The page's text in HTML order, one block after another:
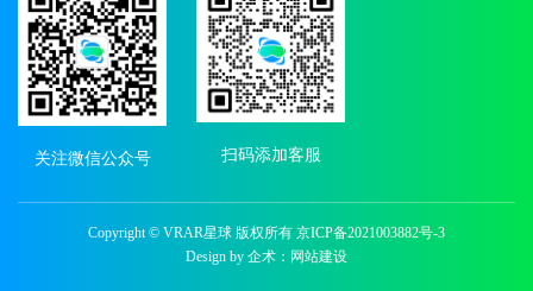
关注微信公众号 扫码添加客服
Copyright © VRAR星球 版权所有 京ICP备2021003882号-3
Design by 企术： 网站建设